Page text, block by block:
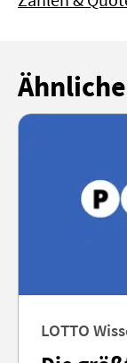
LOTTO